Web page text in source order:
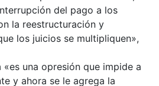
del pago a los
la reestructuración y
los juicios se multipliquen»,
una opresión que impide a
y ahora se le agrega la